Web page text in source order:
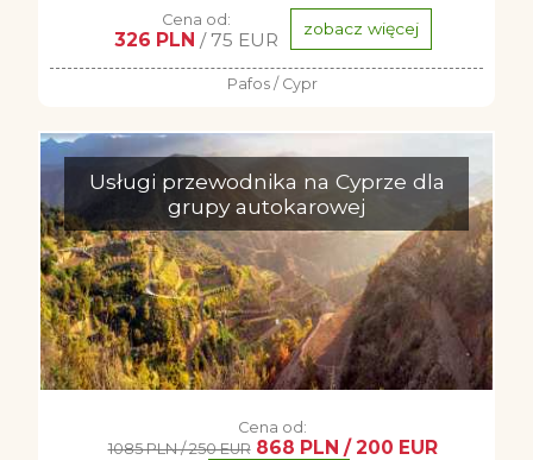
Cena od:
326 PLN / 75 EUR zobacz więcej
Pafos / Cypr
Usługi przewodnika na Cyprze dla
grupy autokarowej
Cena od:
1085 PLN / 250 EUR 868 PLN / 200 EUR